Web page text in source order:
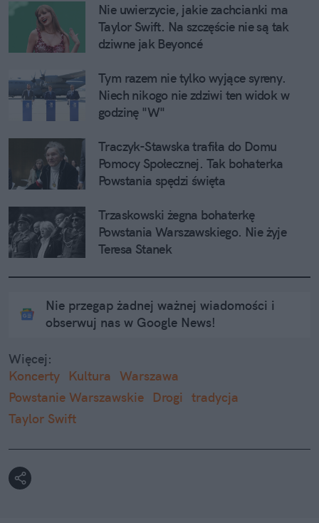
Nie uwierzycie, jakie zachcianki ma
Taylor Swift. Na szczęście nie są tak
dziwne jak Beyoncé
Tym razem nie tylko wyjące syreny.
Niech nikogo nie zdziwi ten widok w
godzinę "W"
Traczyk-Stawska trafiła do Domu
Pomocy Społecznej. Tak bohaterka
Powstania spędzi święta
Trzaskowski żegna bohaterkę
Powstania Warszawskiego. Nie żyje
Teresa Stanek
Nie przegap żadnej ważnej wiadomości i
obserwuj nas w Google News!
Więcej:
Koncerty
Kultura Warszawa
Powstanie Warszawskie
Drogi
tradycja
Taylor Swift